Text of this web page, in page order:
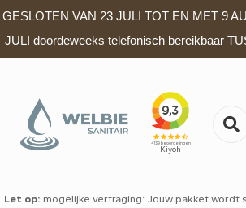
GESLOTEN VAN 23 JULI TOT EN MET 9
JULI doordeweeks telefonisch bereikbaar
Let op: mogelijke vertraging: Jouw pakket wordt